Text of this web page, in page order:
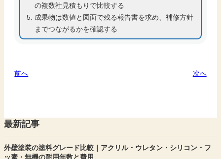
の複数社見積もりで比較する
成果物は数値と図面で残る報告書を求め、補修方針
までつながるかを確認する
前へ 次へ
最新記事
外壁塗装の塗料グレード比較｜アクリル・ウレタン・シリコン・フ
ッ素・無機の耐用年数と費用